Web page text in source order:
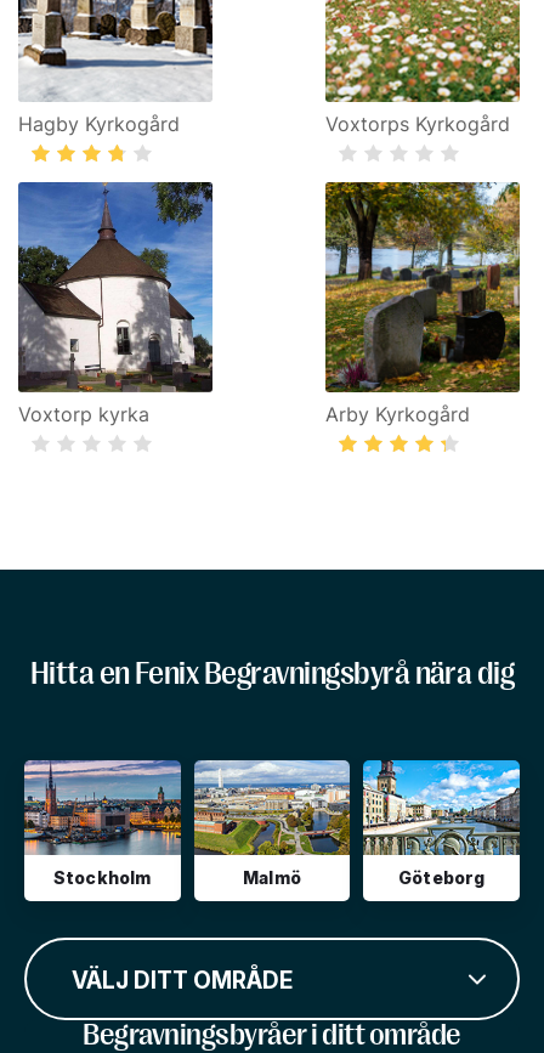
Hagby Kyrkogård Voxtorps Kyrkogård
Voxtorp kyrka Arby Kyrkogård
Hitta en Fenix Begravningsbyrå nära dig
Stockholm Malmö Göteborg
VÄLJ DITT OMRÅDE
Begravningsbyråer i ditt område